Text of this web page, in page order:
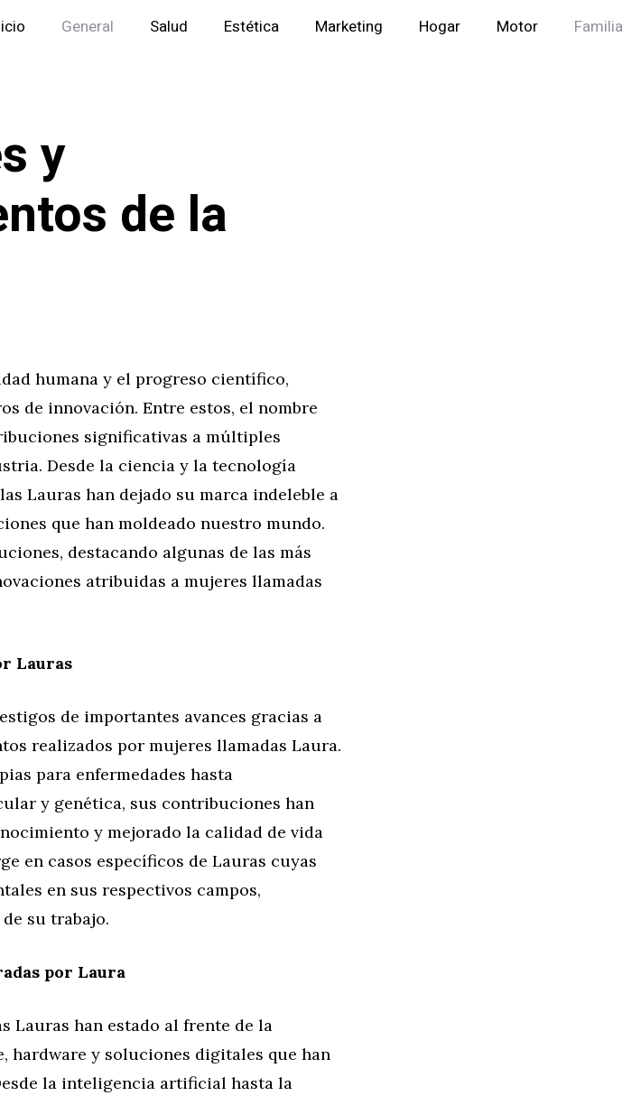
General Salud Estética Marketing Hogar Motor Familia
y
de la
humana y el progreso científico,
de innovación. Entre estos, el nombre
significativas a múltiples
Desde la ciencia y la tecnología
Lauras han dejado su marca indeleble a
que han moldeado nuestro mundo.
destacando algunas de las más
atribuidas a mujeres llamadas
Lauras
de importantes avances gracias a
realizados por mujeres llamadas Laura.
para enfermedades hasta
y genética, sus contribuciones han
y mejorado la calidad de vida
en casos específicos de Lauras cuyas
en sus respectivos campos,
su trabajo.
por Laura
Lauras han estado al frente de la
hardware y soluciones digitales que han
la inteligencia artificial hasta la